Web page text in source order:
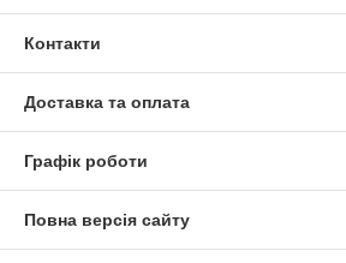
Контакти
Доставка та оплата
Графік роботи
Повна версія сайту